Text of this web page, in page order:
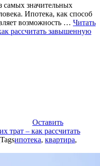
самых значительных
Ипотека, как способ
возможность … Читать
рассчитать завышенную
Оставить
трат – как рассчитать
Tagsипотека, квартира,